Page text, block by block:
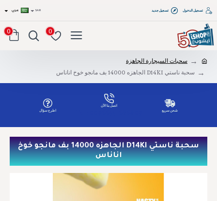
تسجيل الدخول تسجيل جديد SAR عربي
0
0
سحبات السيجارة الجاهزة
سحبة ناستي D14KI الجاهزه 14000 بف مانجو خوخ اناناس
شحن سريع
اتصل بنا الآن
اطرح سؤال
سحبة ناستي D14KI الجاهزه 14000 بف مانجو خوخ
اناناس